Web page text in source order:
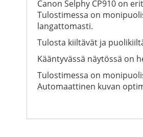
images
gallery
Canon Selphy CP910 on
Tulostimessa on
langattomasti.
Tulosta kiiltävät ja
Kääntyvässä näytössä on
Tulostimessa on
Automaattinen kuvan